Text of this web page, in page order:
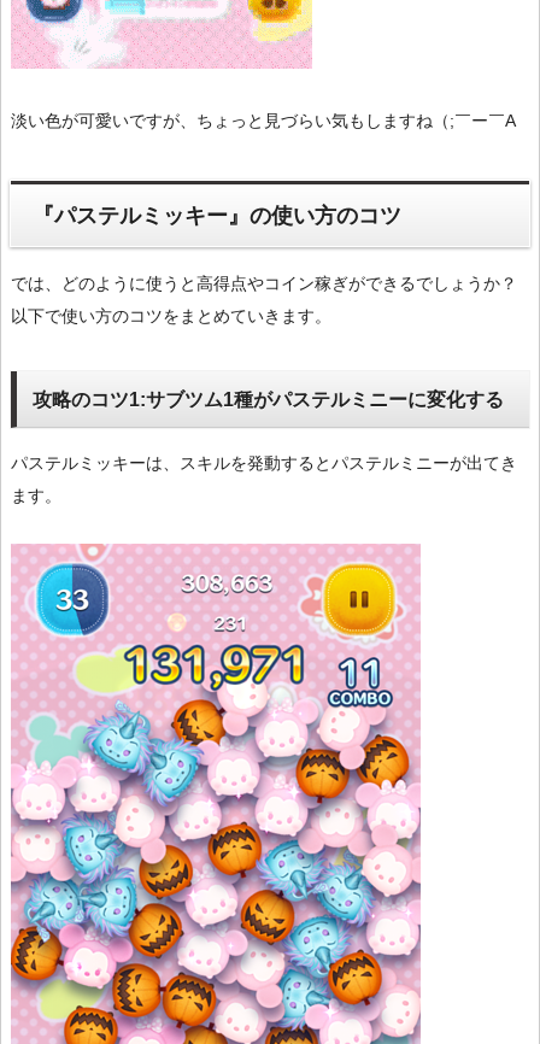
淡い色が可愛いですが、ちょっと見づらい気もしますね（;￣ー￣A
『パステルミッキー』の使い方のコツ
では、どのように使うと高得点やコイン稼ぎができるでしょうか？
以下で使い方のコツをまとめていきます。
攻略のコツ1:サブツム1種がパステルミニーに変化する
パステルミッキーは、スキルを発動するとパステルミニーが出てき
ます。